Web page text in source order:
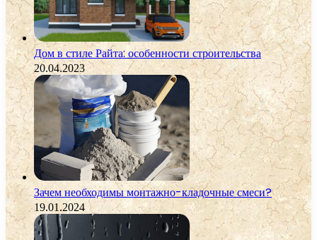
Дом в стиле Райта: особенности строительства
20.04.2023
Зачем необходимы монтажно-кладочные смеси?
19.01.2024